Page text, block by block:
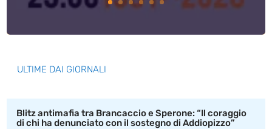
ULTIME DAI GIORNALI
Blitz antimafia tra Brancaccio e Sperone: “Il coraggio
di chi ha denunciato con il sostegno di Addiopizzo”